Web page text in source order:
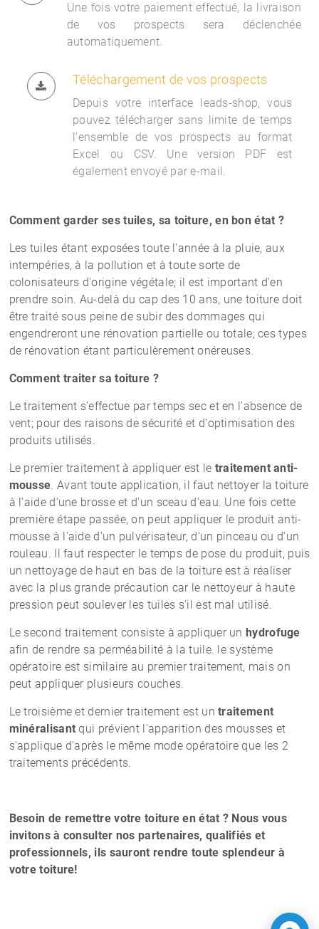
Une fois votre paiement effectué, la livraison
de vos prospects sera déclenchée
automatiquement.
Téléchargement de vos prospects
Depuis votre interface leads-shop, vous
pouvez télécharger sans limite de temps
l'ensemble de vos prospects au format
Excel ou CSV. Une version PDF est
également envoyé par e-mail.
Comment garder ses tuiles, sa toiture, en bon état ?
Les tuiles étant exposées toute l'année à la pluie, aux
intempéries, à la pollution et à toute sorte de
colonisateurs d'origine végétale; il est important d'en
prendre soin. Au-delà du cap des 10 ans, une toiture doit
être traité sous peine de subir des dommages qui
engendreront une rénovation partielle ou totale; ces types
de rénovation étant particulèrement onéreuses.
Comment traiter sa toiture ?
Le traitement s'effectue par temps sec et en l'absence de
vent; pour des raisons de sécurité et d'optimisation des
produits utilisés.
Le premier traitement à appliquer est le traitement anti-
mousse. Avant toute application, il faut nettoyer la toiture
à l'aide d'une brosse et d'un sceau d'eau. Une fois cette
première étape passée, on peut appliquer le produit anti-
mousse à l'aide d'un pulvérisateur, d'un pinceau ou d'un
rouleau. Il faut respecter le temps de pose du produit, puis
un nettoyage de haut en bas de la toiture est à réaliser
avec la plus grande précaution car le nettoyeur à haute
pression peut soulever les tuiles s'il est mal utilisé.
Le second traitement consiste à appliquer un hydrofuge
afin de rendre sa perméabilité à la tuile. le système
opératoire est similaire au premier traitement, mais on
peut appliquer plusieurs couches.
Le troisième et dernier traitement est untraitement
minéralisant qui prévient l'apparition des mousses et
s'applique d'après le même mode opératoire que les 2
traitements précédents.
Besoin de remettre votre toiture en état ? Nous vous
invitons à consulter nos partenaires, qualifiés et
professionnels, ils sauront rendre toute splendeur à
votre toiture!